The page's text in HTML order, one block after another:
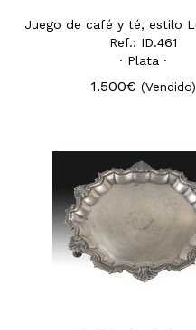
Ref.: ID.461
· Plata ·
1.500€ (Vendido)